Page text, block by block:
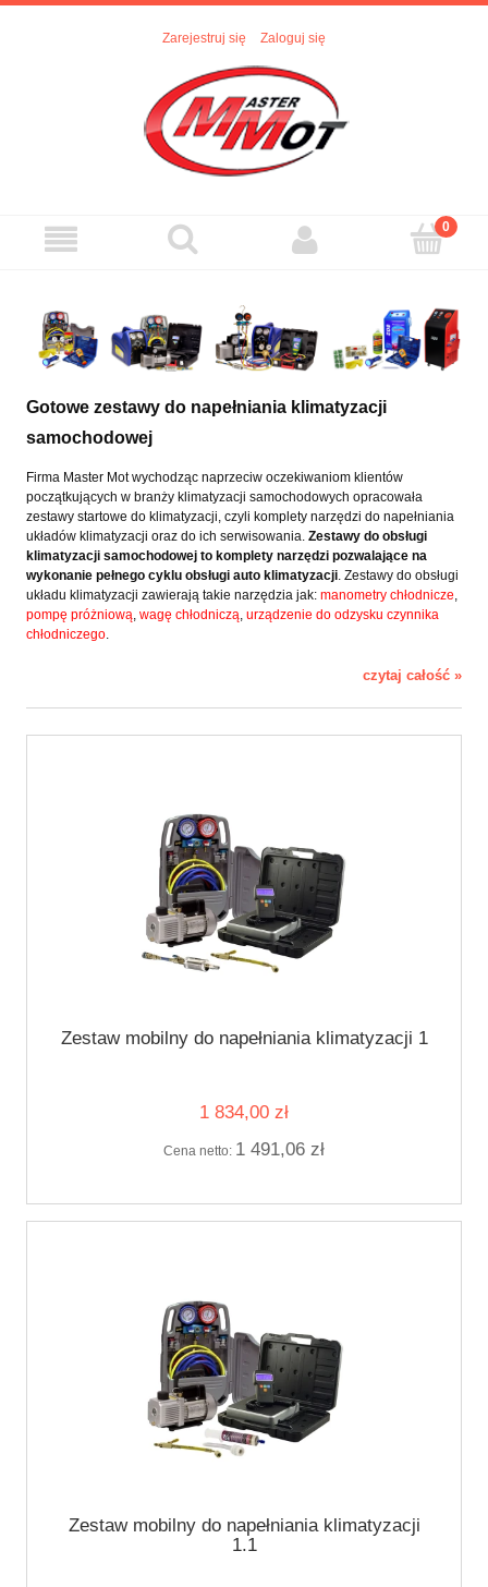
Zarejestruj się Zaloguj się
Gotowe zestawy do napełniania klimatyzacji
samochodowej
Firma Master Mot wychodząc naprzeciw oczekiwaniom klientów
początkujących w branży klimatyzacji samochodowych opracowała
zestawy startowe do klimatyzacji, czyli komplety narzędzi do napełniania
układów klimatyzacji oraz do ich serwisowania. Zestawy do obsługi
klimatyzacji samochodowej to komplety narzędzi pozwalające na
wykonanie pełnego cyklu obsługi auto klimatyzacji. Zestawy do obsługi
układu klimatyzacji zawierają takie narzędzia jak: manometry chłodnicze,
pompę próżniową, wagę chłodniczą, urządzenie do odzysku czynnika
chłodniczego.
czytaj całość »
Zestaw mobilny do napełniania klimatyzacji 1
1 834,00 zł
Cena netto: 1 491,06 zł
Zestaw mobilny do napełniania klimatyzacji
1.1